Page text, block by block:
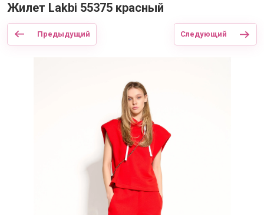
Жилет Lakbi 55375 красный
Предыдущий Следующий